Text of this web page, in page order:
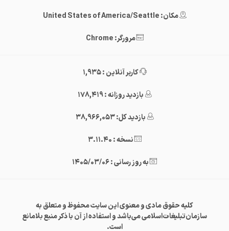
مکان: United States of America/Seattle
مرورگر: Chrome
کاربر آنلاین : 1,935
بازدید روزانه : 178,419
بازدید کل: 38,966,053
نسخه : 3.11.40
به روز رسانی : 1405/03/06
کلیه حقوق مادی و معنوی این سایت محفوظ و متعلق به
سازمان‌تبلیغات‌اسلامی می‌باشد و استفاده از آن با ذکر منبع بلامانع
است.